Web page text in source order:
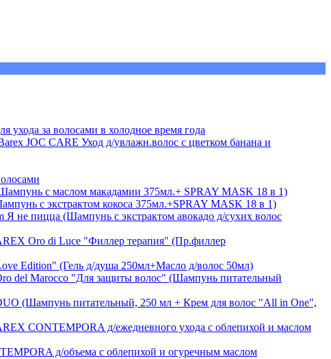
за волосами в холодное время года
JOC CARE Уход д/увлажн.волос с цветком банана и
c маслом макадамии 375мл.+ SPRAY MASK 18 в 1)
с экстрактом кокоса 375мл.+SPRAY MASK 18 в 1)
Я не пицца (Шампунь с экстрактом авокадо д/сухих волос
Oro di Luce "Филлер терапия" (Пр.филлер
Edition" (Гель д/душа 250мл+Масло д/волос 50мл)
del Marocco "Для защиты волос" (Шампунь питательный
(Шампунь питательный, 250 мл + Крем для волос "All in One",
CONTEMPORA д/ежедневного ухода с облепихой и маслом
д/объема с облепихой и огуречным маслом